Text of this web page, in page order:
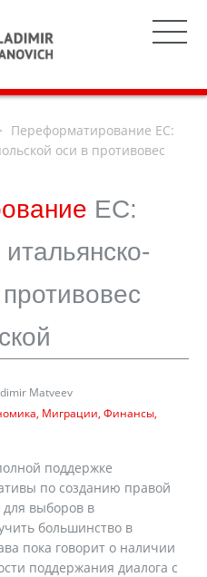
Переформатирование ЕС:
оси в противовес
ЕС:
Matveev
Миграции Финансы
поддержке
по созданию правой
для выборов в
большинство в
пока говорит о наличии
поддержания диалога с